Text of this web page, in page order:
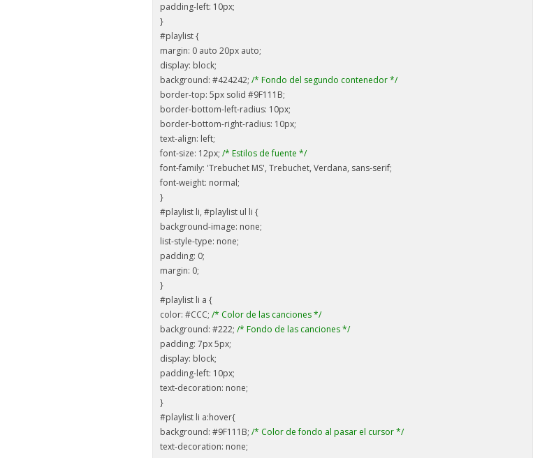
padding-left: 10px;
}
#playlist {
margin: 0 auto 20px auto;
display: block;
background: #424242; /* Fondo del segundo contenedor */
border-top: 5px solid #9F111B;
border-bottom-left-radius: 10px;
border-bottom-right-radius: 10px;
text-align: left;
font-size: 12px; /* Estilos de fuente */
font-family: 'Trebuchet MS', Trebuchet, Verdana, sans-serif;
font-weight: normal;
}
#playlist li, #playlist ul li {
background-image: none;
list-style-type: none;
padding: 0;
margin: 0;
}
#playlist li a {
color: #CCC; /* Color de las canciones */
background: #222; /* Fondo de las canciones */
padding: 7px 5px;
display: block;
padding-left: 10px;
text-decoration: none;
}
#playlist li a:hover{
background: #9F111B; /* Color de fondo al pasar el cursor */
text-decoration: none;